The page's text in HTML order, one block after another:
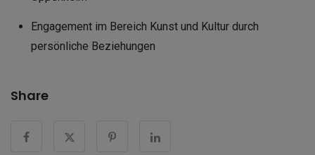
Engagement im Bereich Kunst und Kultur durch
persönliche Beziehungen
Share